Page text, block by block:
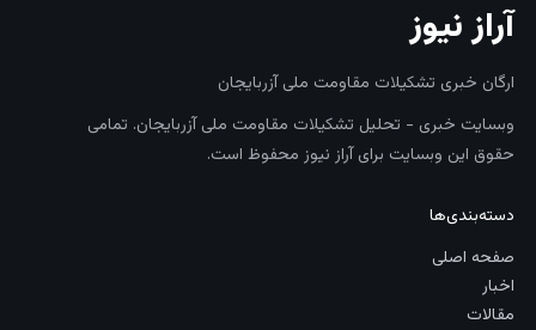
آراز نیوز
ارگان خبری تشکیلات مقاومت ملی آزربایجان
وبسایت خبری - تحلیل تشکیلات مقاومت ملی آزربایجان. تمامی
حقوق این وبسایت برای آراز نیوز محفوظ است.
دسته‌بندی‌ها
صفحه اصلی
اخبار
مقالات